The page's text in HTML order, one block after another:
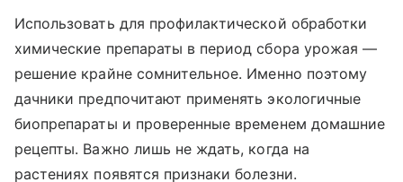
Использовать для профилактической обработки
химические препараты в период сбора урожая —
решение крайне сомнительное. Именно поэтому
дачники предпочитают применять экологичные
биопрепараты и проверенные временем домашние
рецепты. Важно лишь не ждать, когда на
растениях появятся признаки болезни.